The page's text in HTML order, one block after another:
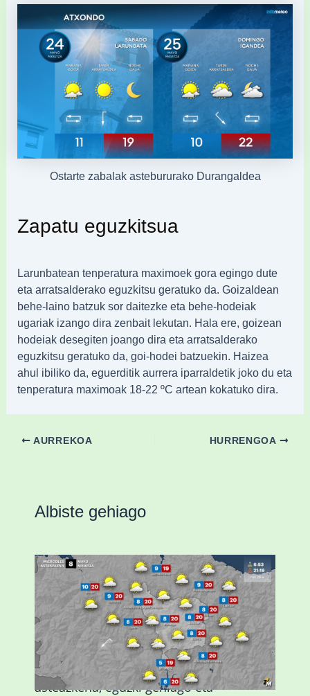
Ostarte zabalak astebururako Durangaldea
Zapatu eguzkitsua
Larunbatean tenperatura maximoek gora egingo dute
eta arratsalderako eguzkitsu geratuko da. Goizaldean
behe-laino batzuk sor daitezke eta behe-hodeiak
ugariak izango dira zenbait lekutan. Hala ere, goizean
hodeiak desegiten joango dira eta arratsalderako
eguzkitsu geratuko da, goi-hodei batzuekin. Haizea
ahul ibiliko da, eguerditik aurrera iparraldetik joko du eta
tenperatura maximoak 18-22 ºC artean kokatuko dira.
AURREKOA HURRENGOA
Albiste gehiago
Eguraldiak hobera egingo du gaur,
asteazkena, eguzki gehiago eta